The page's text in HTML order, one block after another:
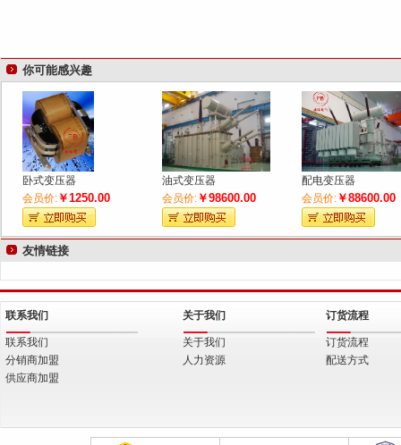
你可能感兴趣
卧式变压器
会员价: ￥1250.00
油式变压器
会员价: ￥98600.00
配电变压器
会员价: ￥88600.00
友情链接
联系我们
联系我们
分销商加盟
供应商加盟
关于我们
关于我们
人力资源
订货流程
订货流程
配送方式